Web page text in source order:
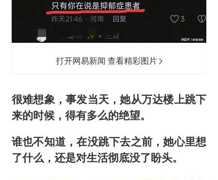
打开网易新闻 查看精彩图片
很难想象，事发当天，她从万达楼上跳下
来的时候，得有多么的绝望。
谁也不知道，在没跳下去之前，她心里想
了什么，还是对生活彻底没了盼头。